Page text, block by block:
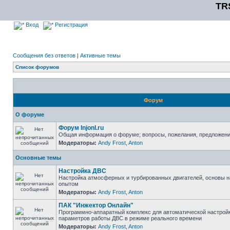
Вход Регистрация
Сообщения без ответов | Активные темы
Список форумов
Форум
О форуме
Форум Injonl.ru
Общая информация о форуме; вопросы, пожелания,
Модераторы: Andy Frost Anton
Основные темы
Настройка ДВС
Настройка атмосферных и турбированных двигателей, основы
опытом
Модераторы: Andy Frost Anton
ПАК "Инжектор Онлайн"
Программно-аппаратный комплекс для автоматической
параметров работы ДВС в режиме реального времени
Модераторы: Andy Frost Anton